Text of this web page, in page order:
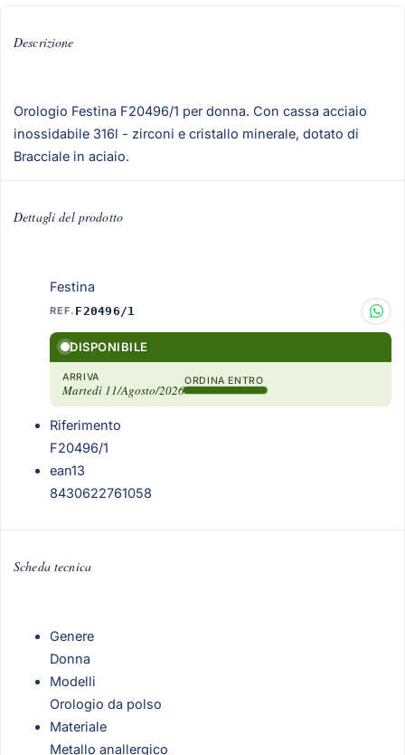
Descrizione
Orologio Festina F20496/1 per donna. Con cassa acciaio
inossidabile 316l - zirconi e cristallo minerale, dotato di
Bracciale in aciaio.
Dettagli del prodotto
Festina
REF. F20496/1
DISPONIBILE
ARRIVA
Martedì 11/Agosto/2026
ORDINA ENTRO
Riferimento
F20496/1
ean13
8430622761058
Scheda tecnica
Genere
Donna
Modelli
Orologio da polso
Materiale
Metallo anallergico